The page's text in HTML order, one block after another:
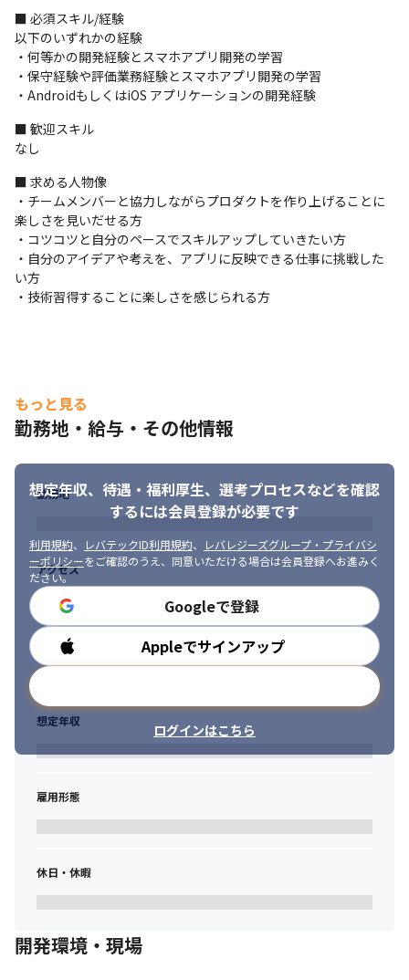
≪モバイルアプリ開発未経験の方の業務スタート例≫
・評価業務からスタート
・評価不具合報告、原因特定。
・不具合修正
これらの業務を自走できるようになると、画面のプログラミング
など任され
プログラマーとしてステップアップしていきます。
こちらのポジションで就業している未経験メンバ全員、評価業務
から
スタートしていき、開発へとステップアップしています。
＜プロジェクトに関して＞
・1年以上の長期プロジェクトに携わります
・経験に合わせ開発、詳細設計を徐々にお任せします
・業務に慣れてきたら、基本設計工程の領域をお任せしていきま
■ この仕事の面白み、魅力
・スマホ連携を通して、現場で撮影された素材を、スマホを介し
て効率的に転送、コンテンツ管理できる機能を提供しており、業
・世界でも有名な海外の報道局でも使用されているカメラを扱っ
ていることもあり、自分自身が
製品開発の一部に携わっている手応えも感じることができます
とができる環境です
・自分の考えやアイデアを発信し、アプリや開発工程において活
かされる面白さがあります
■ 必須スキル/経験
以下のいずれかの経験
・何等かの開発経験とスマホアプリ開発の学習
・保守経験や評価業務経験とスマホアプリ開発の学習
・AndroidもしくはiOS アプリケーションの開発経験
■ 歓迎スキル
なし
■ 求める人物像
・チームメンバーと協力しながらプロダクトを作り上げることに
楽しさを見いだせる方
・コツコツと自分のペースでスキルアップしていきたい方
・自分のアイデアや考えを、アプリに反映できる仕事に挑戦した
い方
・技術習得することに楽しさを感じられる方
もっと見る
勤務地・給与・その他情報
想定年収、待遇・福利厚生、 選考プロセスなどを確認
するには会員登録が必要です
利用規約、 レバテックID利用規約、
レバレジーズグループ・プライバシ
ーポリシーをご確認のうえ、同意いただける場合は会員登録へお進みく
ださい。
Googleで登録
Appleでサインアップ
ログインはこちら
勤務地
アクセス
勤務時間
想定年収
雇用形態
休日・休暇
開発環境・現場